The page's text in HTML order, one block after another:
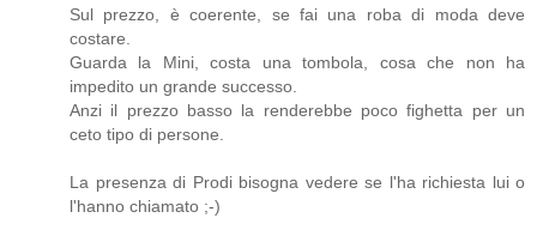
Sul prezzo, è coerente, se fai una roba di moda deve
costare.
Guarda la Mini, costa una tombola, cosa che non ha
impedito un grande successo.
Anzi il prezzo basso la renderebbe poco fighetta per un
ceto tipo di persone.
La presenza di Prodi bisogna vedere se l'ha richiesta lui o
l'hanno chiamato ;-)